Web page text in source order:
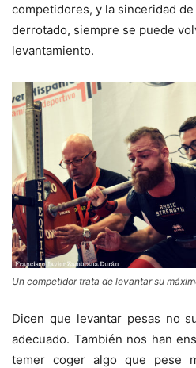
competidores, y la sinceridad
derrotado, siempre se puede
levantamiento.
Un competidor trata de levantar su
Dicen que levantar pesas no
adecuado. También nos han
temer coger algo que pese